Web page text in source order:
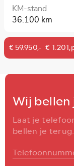
KM-stand
36.100 km
€ 59.950,- €
Wij
Laat je
bellen je terug.